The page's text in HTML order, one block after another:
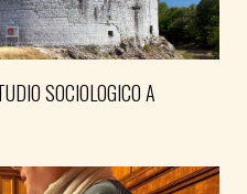
SOCIOLOGICO A